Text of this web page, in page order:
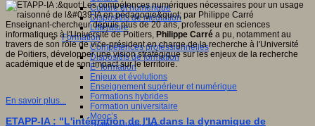
Culture et numérique
Dispositifs de médiation
Littérature
Formation
Compétences professionnelles
Dispositifs de formation
E- formation
Enjeux et évolutions
Enseignement supérieur et numérique
Formations hybrides
Formation universitaire
Mooc’s
Enseignant-chercheur depuis plus de 20 ans, professeur en sciences
informatiques à l'Université de Poitiers, Philippe Carré a pu, notamment au
travers de son rôle de vice-président en charge de la recherche à l'Université
de Poitiers, développer une vision stratégique sur les enjeux de la recherche
académique et de son impact sur le territoire.
En savoir plus...
ETAPP-IA : "L'intégration de l'IA dans la dynamique de